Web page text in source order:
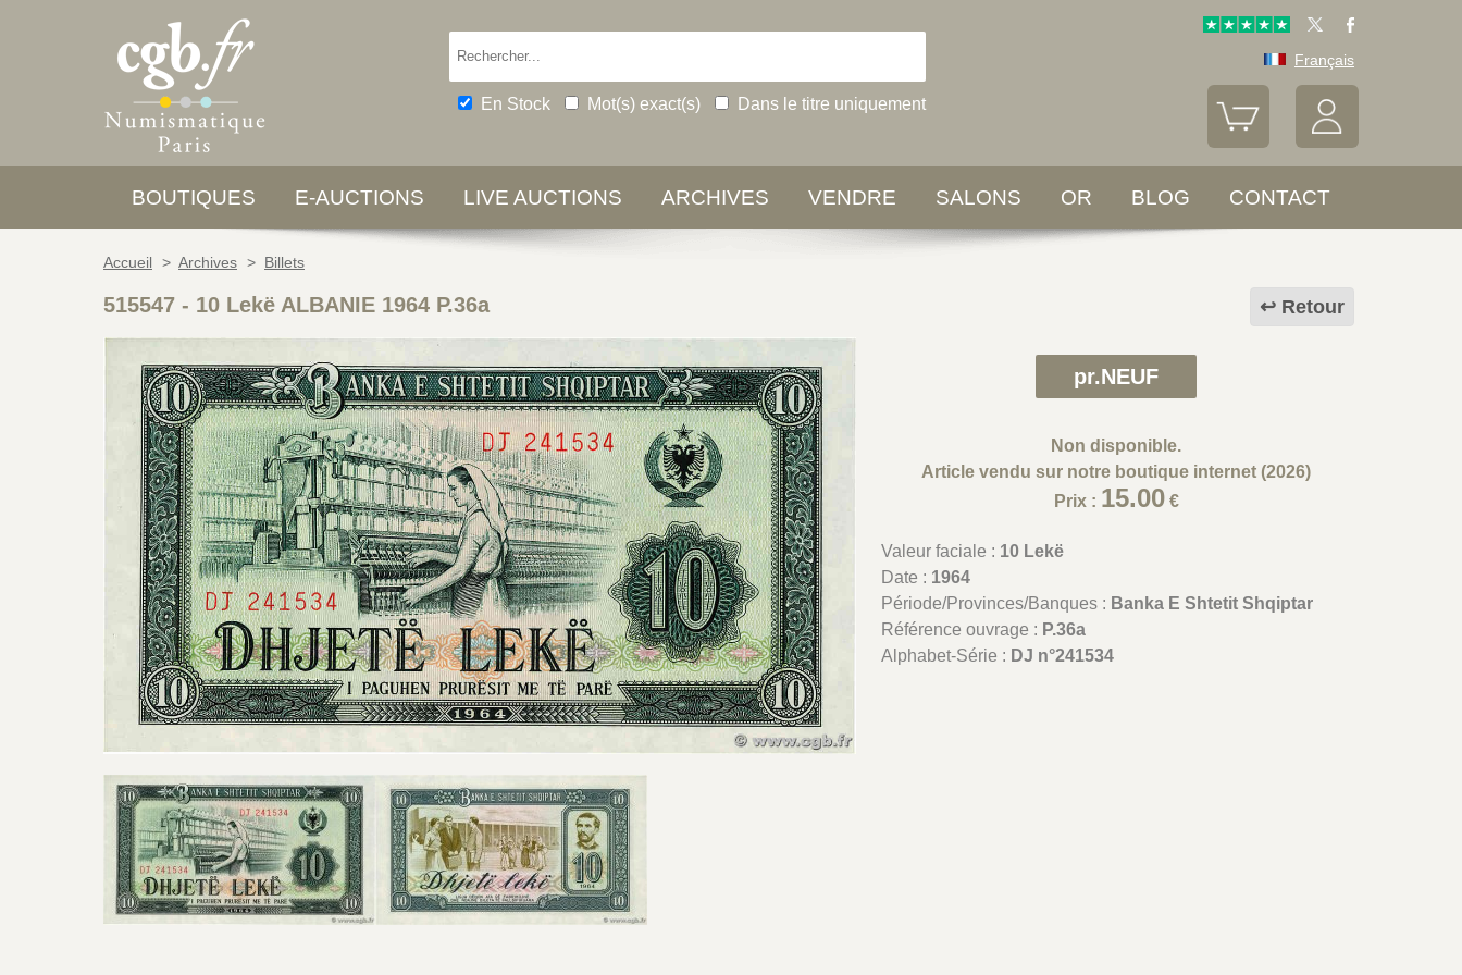
En Stock Mot(s) exact(s) Dans le titre uniquement
Français
BOUTIQUES E-AUCTIONS LIVE AUCTIONS ARCHIVES VENDRE SALONS OR BLOG CONTACT
Accueil > Archives > Billets
Retour
515547 - 10 Lekë ALBANIE 1964 P.36a
pr.NEUF
Non disponible.
Article vendu sur notre boutique internet (2026)
Prix : 15.00€
Valeur faciale : 10 Lekë
Date : 1964
Période/Provinces/Banques : Banka E Shtetit Shqiptar
Référence ouvrage : P.36a
Alphabet-Série : DJ n°241534